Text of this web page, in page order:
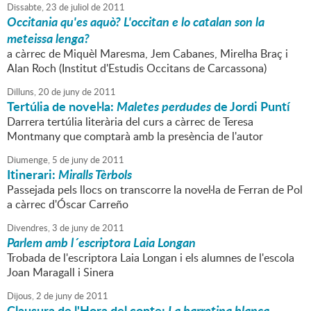
Dissabte,23 de juliol de2011
Occitania qu'es aquò? L'occitan e lo catalan son la
meteissa lenga?
a càrrec de Miquèl Maresma, Jem Cabanes, Mirelha Braç i
Alan Roch (Institut d'Estudis Occitans de Carcassona)
Dilluns,20 de junyde2011
Tertúlia de novel·la:Maletes perdudesde Jordi Puntí
Darrera tertúlia literària del curs a càrrec de Teresa
Montmany que comptarà amb la presència de l'autor
Diumenge, 5 de junyde2011
Itinerari:Miralls Tèrbols
Passejada pels llocs on transcorre la novel·la de Ferran de Pol
a càrrec d'Óscar Carreño
Divendres,3 de junyde2011
Parlem amb l´escriptora Laia Longan
Trobada de l'escriptora Laia Longan i els alumnes de l'escola
Joan Maragall i Sinera
Dijous,2 de junyde2011